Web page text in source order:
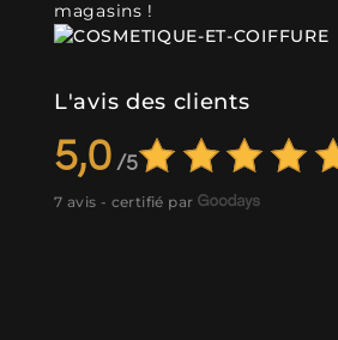
magasins !
L'avis des clients
5,0
7 avis - certifié par